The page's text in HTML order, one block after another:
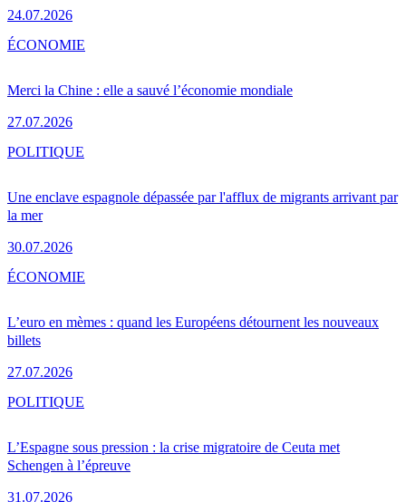
24.07.2026
Merci la Chine : elle a sauvé l’économie mondiale
27.07.2026
ÉCONOMIE
Une enclave espagnole dépassée par l'afflux de migrants arrivant par
la mer
30.07.2026
POLITIQUE
L’euro en mèmes : quand les Européens détournent les nouveaux
billets
27.07.2026
ÉCONOMIE
L’Espagne sous pression : la crise migratoire de Ceuta met
Schengen à l’épreuve
31.07.2026
POLITIQUE